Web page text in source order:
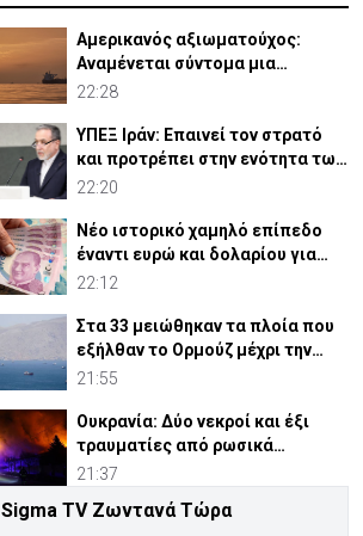
Αμερικανός αξιωματούχος:
Αναμένεται σύντομα μια
συμφωνία για Ορμούζ
22:28
ΥΠΕΞ Ιράν: Επαινεί τον στρατό
και προτρέπει στην ενότητα των
μουσουλμάνων
22:20
Νέο ιστορικό χαμηλό επίπεδο
έναντι ευρώ και δολαρίου για
τουρκική λίρα
22:12
Στα 33 μειώθηκαν τα πλοία που
εξήλθαν το Ορμούζ μέχρι την
Πέμπτη
21:55
Ουκρανία: Δύο νεκροί και έξι
τραυματίες από ρωσικά
πλήγματα
21:37
ΗΠΑ: Η Γερουσία ενέκρινε νέες
Sigma TV Ζωντανά Τώρα